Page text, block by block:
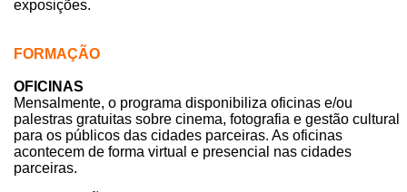
exposições.
FORMAÇÃO
OFICINAS
Mensalmente, o programa disponibiliza oficinas e/ou
palestras gratuitas sobre cinema, fotografia e gestão cultural
para os públicos das cidades parceiras. As oficinas
acontecem de forma virtual e presencial nas cidades
parceiras.